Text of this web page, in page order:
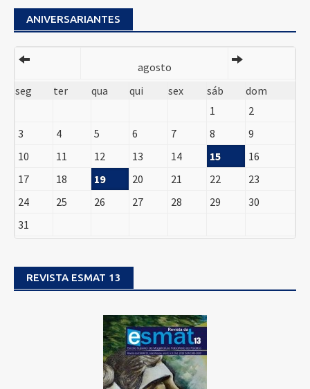
ANIVERSARIANTES
agosto
seg
ter qua qui sex sáb
dom
1
2
3
4 5 6 7 8
9
10
11 12 13 14 15
16
17
18 19 20 21 22
23
24
25 26 27 28 29
30
31
REVISTA ESMAT 13